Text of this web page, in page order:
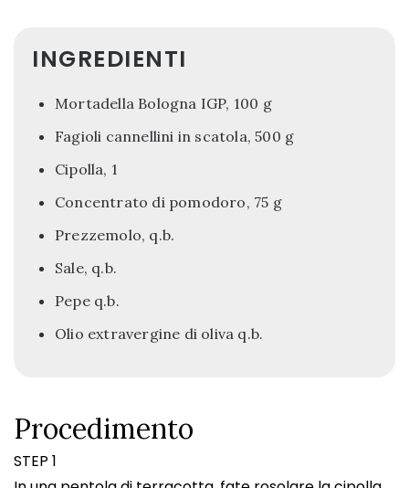
INGREDIENTI
Mortadella Bologna IGP, 100 g
Fagioli cannellini in scatola, 500 g
Cipolla, 1
Concentrato di pomodoro, 75 g
Prezzemolo, q.b.
Sale, q.b.
Pepe q.b.
Olio extravergine di oliva q.b.
Procedimento
STEP 1